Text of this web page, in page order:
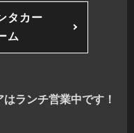
タカー
ム
ランチ営業中です！